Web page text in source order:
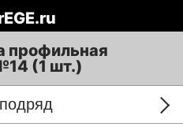
профильная
(1 шт.)